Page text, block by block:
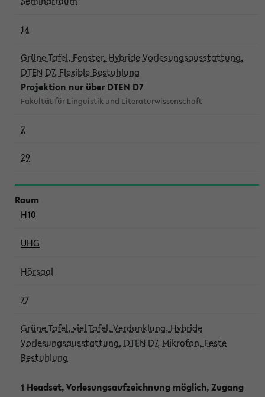
14
Grüne Tafel, Fenster, Hybride Vorlesungsausstattung,
DTEN D7, Flexible Bestuhlung
Projektion nur über DTEN D7
Fakultät für Linguistik und Literaturwissenschaft
2
29
H10
UHG
Hörsaal
77
Grüne Tafel, viel Tafel, Verdunklung, Hybride
Vorlesungsausstattung, DTEN D7, Mikrofon, Feste
Bestuhlung
1 Headset, Vorlesungsaufzeichnung möglich, Zugang